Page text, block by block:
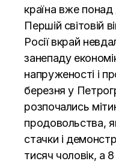
країна вже
Першій світовій
Росії вкрай
занепаду
напруженості і
березня у
розпочались
продовольства,
стачки і
тисяч чоловік, а